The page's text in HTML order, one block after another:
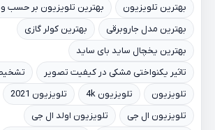
بهترین تلویزیون
بهترین تلویزیون بر حسب
بهترین مدل جاروبرقی
بهترین کولر گازی
بهترین یخچال ساید بای ساید
تاثیر یکنواختی مشکی در کیفیت تصویر
تلویزیون
تلویزیون 4k
تلویزیون 2021
تلویزیون ال جی
تلویزیون اولد ال جی